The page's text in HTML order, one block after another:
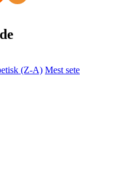
(Z-A) Mest sete